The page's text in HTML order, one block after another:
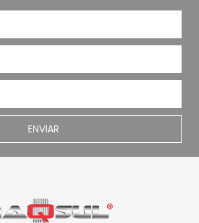
ENVIAR